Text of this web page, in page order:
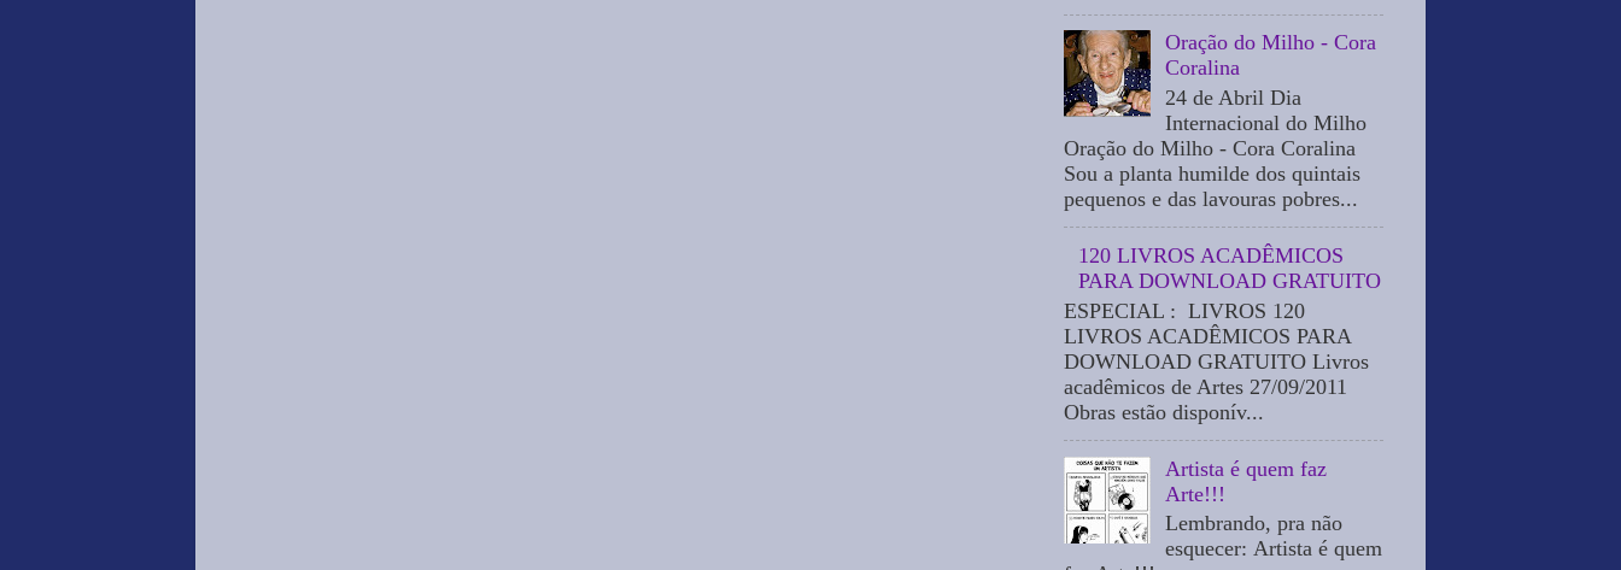
Oração do Milho - Cora
Coralina
24 de Abril Dia
Internacional do Milho
Oração do Milho - Cora Coralina
Sou a planta humilde dos quintais
pequenos e das lavouras pobres...
120 LIVROS ACADÊMICOS
PARA DOWNLOAD GRATUITO
ESPECIAL : LIVROS 120
LIVROS ACADÊMICOS PARA
DOWNLOAD GRATUITO Livros
acadêmicos de Artes 27/09/2011
Obras estão disponív...
Artista é quem faz
Arte!!!
Lembrando, pra não
esquecer: Artista é quem